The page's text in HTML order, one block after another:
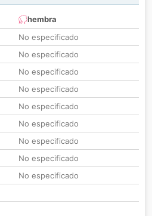
hembra
No especificado
No especificado
No especificado
No especificado
No especificado
No especificado
No especificado
No especificado
No especificado